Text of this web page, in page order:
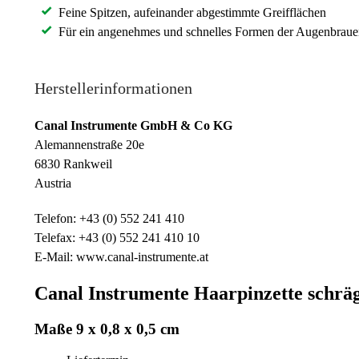
Feine Spitzen, aufeinander abgestimmte Greifflächen
Für ein angenehmes und schnelles Formen der
Herstellerinformationen
Canal Instrumente GmbH & Co KG
Alemannenstraße 20e
6830 Rankweil
Austria
Telefon: +43 (0) 552 241 410
Telefax: +43 (0) 552 241 410 10
E-Mail: www.canal-instrumente.at
Canal Instrumente Haarpinzette
Maße 9 x 0,8 x 0,5 cm